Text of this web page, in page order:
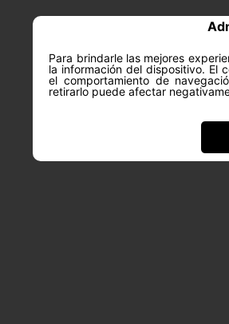
Para brindarle las mejores
la información del dispositivo. El
el comportamiento de
retirarlo puede afectar